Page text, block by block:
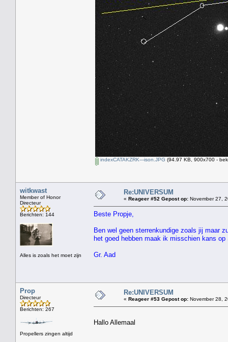
indexCATAKZRK---ison.JPG (94.97 KB, 900x700 -
witkwast
Member of Honor
Directeur
Berichten: 144
Alles is zoals het moet zijn
Re:UNIVERSUM
« Reageer #52 Gepost op: November 27,
Beste Propje,
Ben wel geen sterrenkundige zoals jij maar
het goed hebben maak ik misschien kans
Gr. Aad
Prop
Directeur
Berichten: 267
Propellers zingen altijd
Re:UNIVERSUM
« Reageer #53 Gepost op: November 28,
Hallo Allemaal